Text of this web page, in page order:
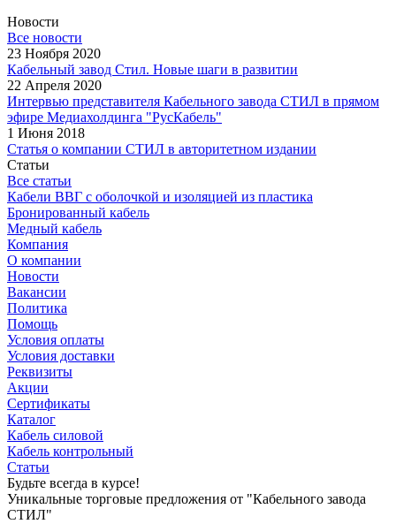
Новости
Все новости
23 Ноября 2020
Кабельный завод Стил. Новые шаги в развитии
22 Апреля 2020
Интервью представителя Кабельного завода СТИЛ в прямом
эфире Медиахолдинга "РусКабель"
1 Июня 2018
Статья о компании СТИЛ в авторитетном издании
Статьи
Все статьи
Кабели ВВГ с оболочкой и изоляцией из пластика
Бронированный кабель
Медный кабель
Компания
О компании
Новости
Вакансии
Политика
Помощь
Условия оплаты
Условия доставки
Реквизиты
Акции
Сертификаты
Каталог
Кабель силовой
Кабель контрольный
Статьи
Будьте всегда в курсе!
Уникальные торговые предложения от "Кабельного завода
СТИЛ"